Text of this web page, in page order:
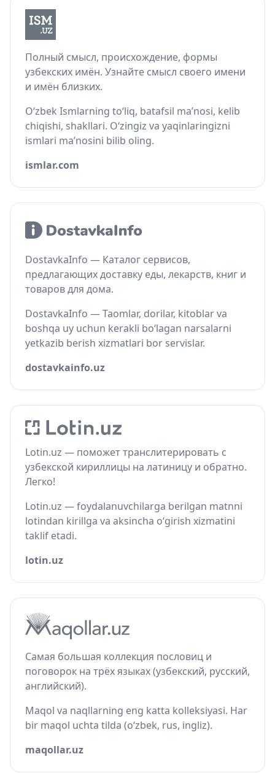
Полный смысл, происхождение, формы
узбекских имён. Узнайте смысл своего имени
и имён близких.
O‘zbek Ismlarning to‘liq, batafsil ma’nosi, kelib
chiqishi, shakllari. O‘zingiz va yaqinlaringizni
ismlari ma’nosini bilib oling.
ismlar.com
DostavkaInfo — Каталог сервисов,
предлагающих доставку еды, лекарств, книг и
товаров для дома.
DostavkaInfo — Taomlar, dorilar, kitoblar va
boshqa uy uchun kerakli bo‘lagan narsalarni
yetkazib berish xizmatlari bor servislar.
dostavkainfo.uz
Lotin.uz — поможет транслитерировать с
узбекской кириллицы на латиницу и обратно.
Легко!
Lotin.uz — foydalanuvchilarga berilgan matnni
lotindan kirillga va aksincha o‘girish xizmatini
taklif etadi.
lotin.uz
Самая большая коллекция пословиц и
поговорок на трёх языках (узбекский, русский,
английский).
Maqol va naqllarning eng katta kolleksiyasi. Har
bir maqol uchta tilda (o‘zbek, rus, ingliz).
maqollar.uz